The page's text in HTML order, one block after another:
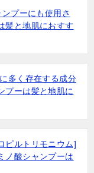
プーにも使用さ
髪と地肌におすす
多く存在する成分
プーは髪と地肌に
ピルトリモニウム]
ノ酸シャンプーは